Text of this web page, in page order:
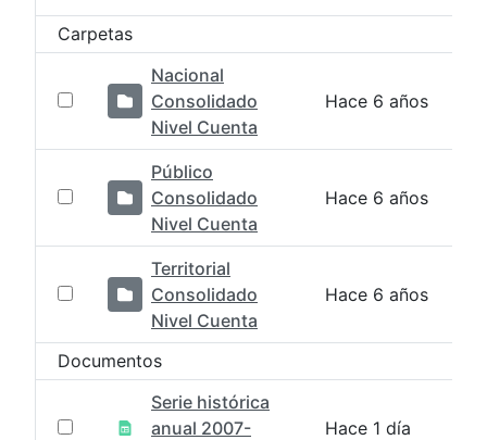
Carpetas
Nacional
Consolidado
Nivel Cuenta
Hace 6 años
Público
Consolidado
Nivel Cuenta
Hace 6 años
Territorial
Consolidado
Nivel Cuenta
Hace 6 años
Documentos
Serie histórica
anual 2007-
Hace 1 día